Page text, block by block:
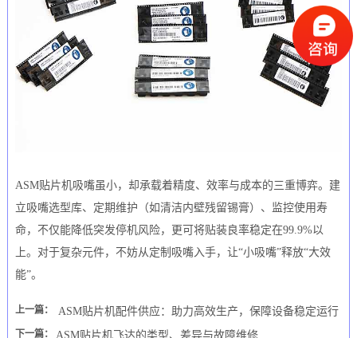
ASM贴片机吸嘴虽小，却承载着精度、效率与成本的三重博弈。建
立吸嘴选型库、定期维护（如清洁内壁残留锡膏）、监控使用寿
命，不仅能降低突发停机风险，更可将贴装良率稳定在99.9%以
上。对于复杂元件，不妨从定制吸嘴入手，让“小吸嘴”释放“大效
能”。
上一篇： ASM贴片机配件供应：助力高效生产，保障设备稳定运行
下一篇： ASM贴片机飞达的类型、差异与故障维修